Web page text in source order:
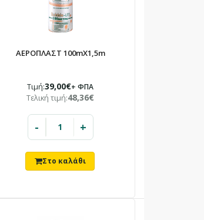
ΑΕΡΟΠΛΑΣΤ 100mX1,5m
Τιμή:39,00€+ ΦΠΑ
Τελική τιμή:48,36€
- +